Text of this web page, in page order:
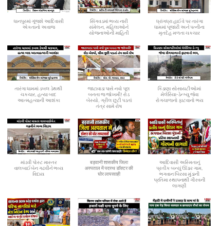
ધાનપુરમાં ગૂંજશે આદિવાસી
એકતાનો અવાજ
સિંગવડમાં ભવ્ય નારી
સંમેલન, મહિલાઓને
યોજનાઓની માહિતી
ધ્રાંગધ્રા હાઈવે પર તારંગા
ધામમાં પૂજારી અને પત્નીના
મૃતદેહ મળતા ચકચાર
તારંગા ધામમાં ડબલ ડેથથી
ચકચાર, હત્યા બાદ
આત્મહત્યાની આશંકા
જાટાવાડા પાસે નવો પૂલ
બનતા જ જોખમી! રોડ
બેસ્યો, ગ્રીલ છૂટી પડતાં
તંત્ર સામે રોષ
કિડાણા સોસાયટીઓમાં
મેલેરિયા-ડેન્ગ્યુ જેવા
રોગચાળાનો ફાટવાનો ભય
માંડવી પોસ્ટ માસ્તર
વાલબાઈબેન ગઢવીને ભવ્ય
વિદાય
बड़वानी शासकीय जिला
अस्पताल में पदस्थ डॉक्टर की
घोर लापरवाही
આદિવાસી અસ્મિતાનું
પ્રતીક બન્યું ઊંડાર ગામ,
ભગવાન બિરસા મુંડાની
પ્રતિમા સ્થાપનાથી ગૌરવની
લાગણી